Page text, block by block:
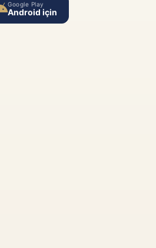
Google Play
Android için